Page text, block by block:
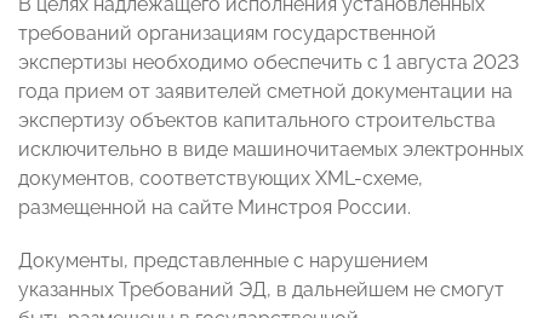
требований организациям государственной
экспертизы необходимо обеспечить с 1 августа 2023
года прием от заявителей сметной документации на
экспертизу объектов капитального строительства
исключительно в виде машиночитаемых электронных
документов, соответствующих XML-схеме,
размещенной на сайте Минстроя России.
Документы, представленные с нарушением
указанных Требований ЭД, в дальнейшем не смогут